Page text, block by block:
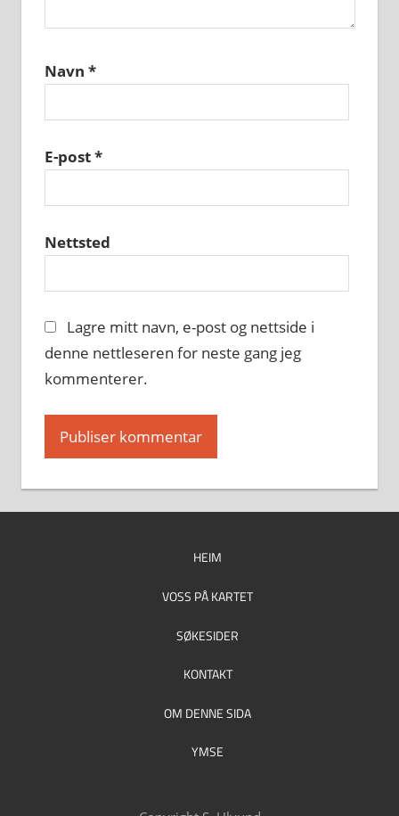
Navn *
E-post*
Nettsted
Lagre mitt navn, e-post og nettside i
denne nettleseren for neste gang jeg
kommenterer.
HEIM
VOSS PÅ KARTET
SØKESIDER
KONTAKT
OM DENNE SIDA
YMSE